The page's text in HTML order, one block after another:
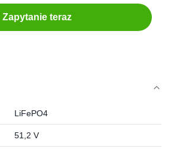
Zapytanie teraz
LiFePO4
51,2 V